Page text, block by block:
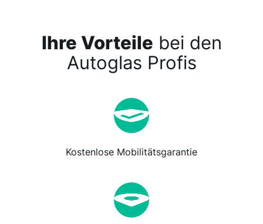
Ihre Vorteile bei den
Autoglas Profis
Kostenlose Mobilitätsgarantie